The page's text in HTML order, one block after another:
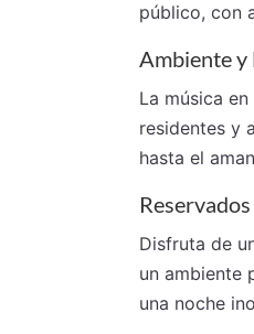
público, con
Ambiente y
La música
residentes y
hasta el
Disfruta de
un ambiente
una noche